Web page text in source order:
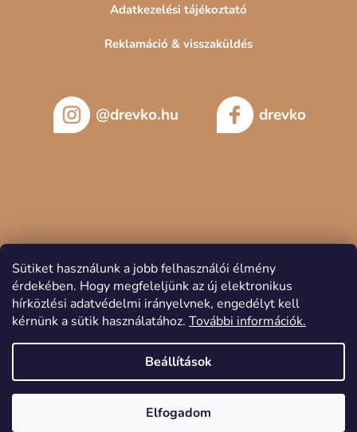
Sütiket használunk a jobb felhasználói élmény
érdekében. Hogy megfeleljünk az új elektronikus
hírközlési adatvédelmi irányelvnek, engedélyt kell
kérnünk a sütik használatához. További információk.
Beállítások
Elfogadom
Adatkezelési tájékoztató
Reklamáció & visszaküldés
@drevko.hu drevko
Shoptet készítette